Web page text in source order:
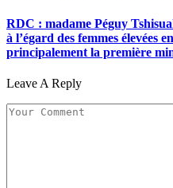
RDC : madame Péguy
à l’égard des femmes élevées
principalement la première
Leave A Reply